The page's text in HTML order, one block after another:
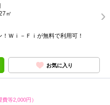
㎡
Ｗｉ－Ｆｉが無料で利用可！
お気に入り
費等2,000円）